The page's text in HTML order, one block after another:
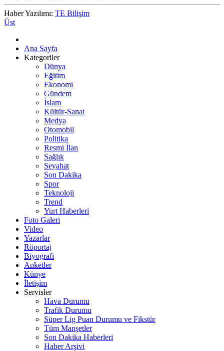
Haber Yazılımı: TE Bilişim
Üst
Ana Sayfa
Kategoriler
Dünya
Eğitim
Ekonomi
Gündem
İslam
Kültür-Sanat
Medya
Otomobil
Politika
Resmi İlan
Sağlık
Seyahat
Son Dakika
Spor
Teknoloji
Trend
Yurt Haberleri
Foto Galeri
Video
Yazarlar
Röportaj
Biyografi
Anketler
Künye
İletişim
Servisler
Hava Durumu
Trafik Durumu
Süper Lig Puan Durumu ve Fikstür
Tüm Manşetler
Son Dakika Haberleri
Haber Arşivi